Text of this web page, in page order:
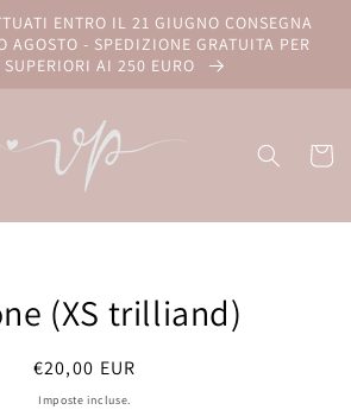
ENTRO IL 21 GIUGNO CONSEGNA
AGOSTO - SPEDIZIONE GRATUITA PER
AI 250 EURO
Carrello
(XS trilliand)
Prezzo
di
€20,00 EUR
Imposte incluse.